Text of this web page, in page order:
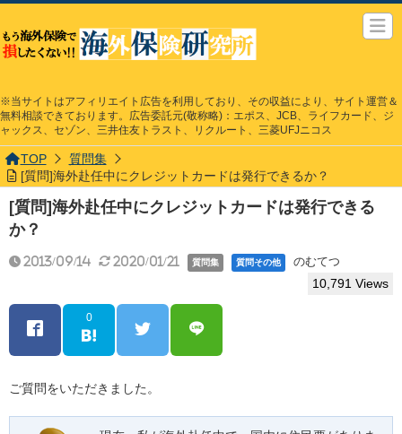
※当サイトはアフィリエイト広告を利用しており、その収益により、サイト運営＆
無料相談できております。広告委託元(敬称略)：エポス、JCB、ライフカード、ジ
ャックス、セゾン、三井住友トラスト、リクルート、三菱UFJニコス
TOP
質問集
[質問]海外赴任中にクレジットカードは発行できるか？
[質問]海外赴任中にクレジットカードは発行できる
か？
2013/09/14 2020/01/21 質問集 質問その他 のむてつ
10,791 Views
0
ご質問をいただきました。